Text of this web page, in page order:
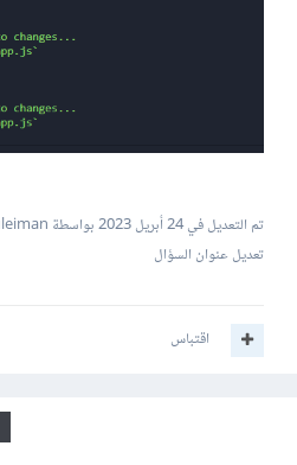
تم التعديل في24 أبريل 2023
بواسطة Mustafa Suleiman
تعديل عنوان السؤال
اقتباس